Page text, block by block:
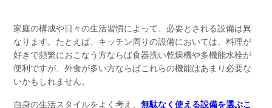
家庭の構成や日々の生活習慣によって、必要とされる設備は異
なります。たとえば、キッチン周りの設備においては、料理が
好きで頻繁におこなう方ならば食器洗い乾燥機や多機能水栓が
便利ですが、外食が多い方ならばこれらの機能はあまり必要な
いかもしれません。
自身の生活スタイルをよく考え、 無駄なく使える設備を選ぶこ